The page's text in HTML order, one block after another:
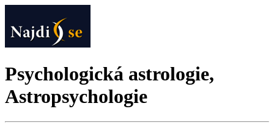
Psychologická astrologie,
Astropsychologie